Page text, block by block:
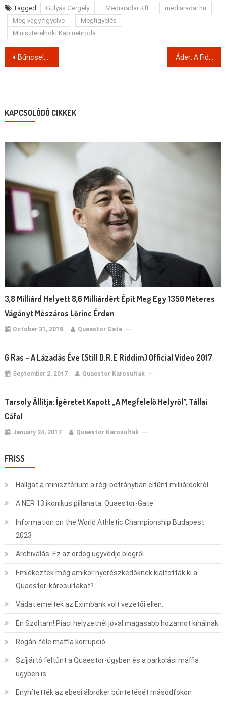
Tagged Gulyás Gergely Mediaradar Kft
mediaradar.hu
Meg vagy figyelve
Megfigyelés
Miniszterelnöki Kabinetiroda
Post
Bűncselekmény hiányában megszüntették az Elios ügyében a nyomozást
KAPCSOLÓDÓ CIKKEK
3,8 Milliárd Helyett 8,6 Milliárdért Épít Meg Egy 1350 Méteres
Vágányt Mészáros Lőrinc Érden
October 31, 2018 Quaestor Gate
G Ras – A Lázadás Éve (Still D.R.E Riddim) Official Video 2017
September 2, 2017 Quaestor Karosultak
Tarsoly Állítja: Ígéretet Kapott „a Megfelelő Helyről”, Tállai
Cáfol
January 24, 2017 Quaestor Karosultak
FRISS
Hallgat a minisztérium a régi botrányban eltűnt milliárdokról
A NER 13 ikonikus pillanata: Quaestor-Gate
Information on the World Athletic Championship Budapest
2023
Archiválás: Ez az ördög ügyvédje blogról
Emlékeztek még amikor nyerészkedőknek kiáltották ki a
Quaestor-károsultakat?
Vádat emeltek az Eximbank volt vezetői ellen.
Én Szóltam! Piaci helyzetnél jóval magasabb hozamot kínálnak
Rogán-féle maffia korrupció
Szíjjártó feltűnt a Quaestor-ügyben és a parkolási maffia
ügyben is
Enyhítették az ebesi álbróker büntetését másodfokon